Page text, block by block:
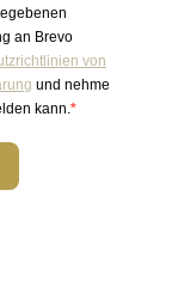
an Brevo
von
und nehme
kann.